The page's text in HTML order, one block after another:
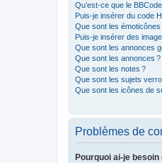
Qu’est-ce que le
Puis-je insérer du code
Que sont les émoticônes
Puis-je insérer des
Que sont les annonces
Que sont les annonces ?
Que sont les notes ?
Que sont les sujets
Que sont les icônes de
Problèmes de
Pourquoi ai-je besoin